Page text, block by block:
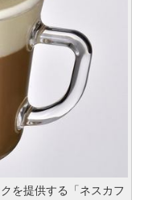
を提供する「ネスカフ